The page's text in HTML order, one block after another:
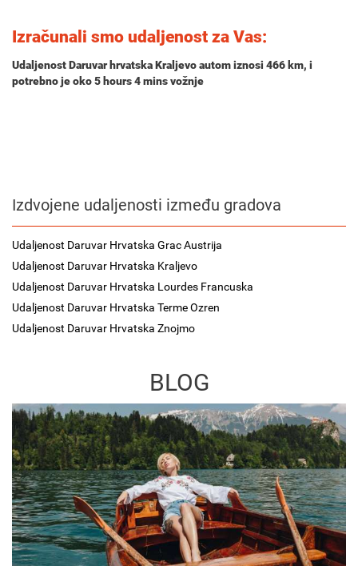
Izračunali smo udaljenost za Vas:
Udaljenost Daruvar hrvatska Kraljevo autom iznosi 466 km, i
potrebno je oko5 hours 4 minsvožnje
Izdvojene udaljenosti između gradova
Udaljenost Daruvar Hrvatska Grac Austrija
Udaljenost Daruvar Hrvatska Kraljevo
Udaljenost Daruvar Hrvatska Lourdes Francuska
Udaljenost Daruvar Hrvatska Terme Ozren
Udaljenost Daruvar Hrvatska Znojmo
BLOG